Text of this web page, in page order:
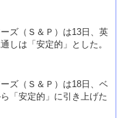
ズ（Ｓ＆Ｐ）は13日、英
しは「安定的」とした。
ズ（Ｓ＆Ｐ）は18日、ベ
「安定的」に引き上げた